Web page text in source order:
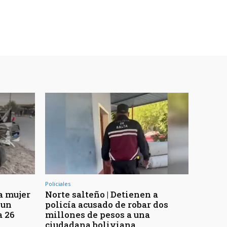
mujer
26
Policiales
Norte salteño | Detienen a
policía acusado de robar dos
millones de pesos a una